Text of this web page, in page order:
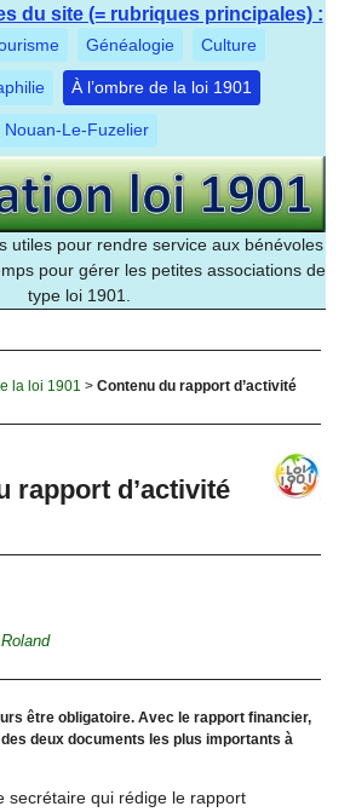
du site (= rubriques principales) :
Généalogie Culture
À l’ombre de la loi 1901
Nouan-Le-Fuzelier
utiles pour rendre service aux bénévoles
pour gérer les petites associations de
type loi 1901.
la loi 1901 > Contenu du rapport d’activité
rapport d’activité
Roland
être obligatoire. Avec le rapport financier,
des deux documents les plus importants à
secrétaire qui rédige le rapport